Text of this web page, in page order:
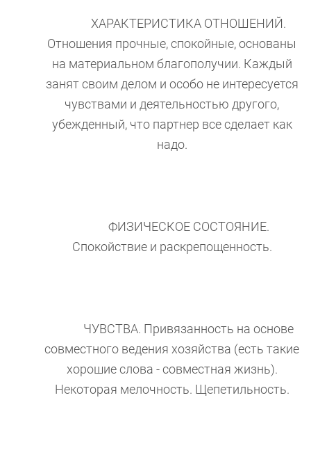
ХАРАКТЕРИСТИКА ОТНОШЕНИЙ.
Отношения прочные, спокойные, основаны
на материальном благополучии. Каждый
занят своим делом и особо не интересуется
чувствами и деятельностью другого,
убежденный, что партнер все сделает как
надо.
ФИЗИЧЕСКОЕ СОСТОЯНИЕ.
Спокойствие и раскрепощенность.
ЧУВСТВА. Привязанность на основе
совместного ведения хозяйства (есть такие
хорошие слова - совместная жизнь).
Некоторая мелочность. Щепетильность.